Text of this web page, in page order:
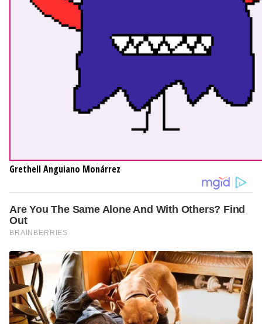
Grethell Anguiano Monárrez